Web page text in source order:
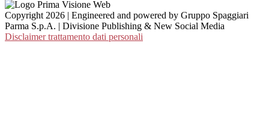
Copyright 2026 | Engineered and powered by Gruppo Spaggiari
Parma S.p.A. | Divisione Publishing & New Social Media
Disclaimer trattamento dati personali